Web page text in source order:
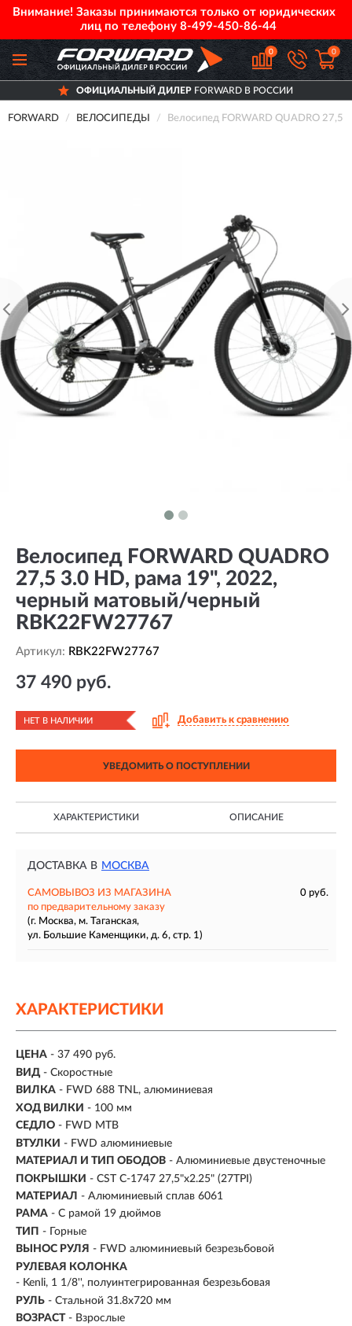
Внимание! Заказы принимаются только от юридических
лиц по телефону 8-499-450-86-44
0 0
ОФИЦИАЛЬНЫЙ ДИЛЕРFORWARD В РОССИИ
FORWARD ВЕЛОСИПЕДЫ Велосипед FORWARD QUADRO
Велосипед FORWARD QUADRO
27,5 3.0 HD, рама 19", 2022,
черный матовый/черный
RBK22FW27767
Артикул: RBK22FW27767
37 490 руб.
НЕТ В НАЛИЧИИ Добавить к сравнению
УВЕДОМИТЬ О ПОСТУПЛЕНИИ
ХАРАКТЕРИСТИКИ ОПИСАНИЕ
ДОСТАВКА В МОСКВА
САМОВЫВОЗ ИЗ МАГАЗИНА
0 руб.
по предварительному заказу
(г. Москва, м. Таганская,
ул. Большие Каменщики, д. 6, стр. 1)
ХАРАКТЕРИСТИКИ
ЦЕНА - 37 490 руб.
ВИД - Скоростные
ВИЛКА - FWD 688 TNL, алюминиевая
ХОД ВИЛКИ - 100 мм
СЕДЛО - FWD MTB
ВТУЛКИ - FWD алюминиевые
МАТЕРИАЛ И ТИП ОБОДОВ - Алюминиевые двустеночные
ПОКРЫШКИ - CST C-1747 27,5"x2.25" (27TPI)
МАТЕРИАЛ - Алюминиевый сплав 6061
РАМА - С рамой 19 дюймов
ТИП - Горные
ВЫНОС РУЛЯ - FWD алюминиевый безрезьбовой
РУЛЕВАЯ КОЛОНКА
- Kenli, 1 1/8'', полуинтегрированная безрезьбовая
РУЛЬ - Стальной 31.8х720 мм
ВОЗРАСТ - Взрослые